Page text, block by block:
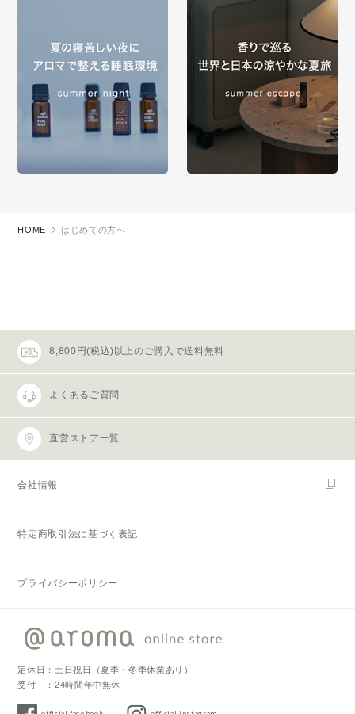
HOME はじめての方へ
8,800円(税込)以上のご購入で送料無料
よくあるご質問
直営ストア一覧
会社情報
特定商取引法に基づく表記
プライバシーポリシー
定休日：土日祝日（夏季・冬季休業あり）
受付 ：24時間年中無休